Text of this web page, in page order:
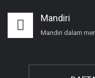
Mandiri
Mandiri dalam